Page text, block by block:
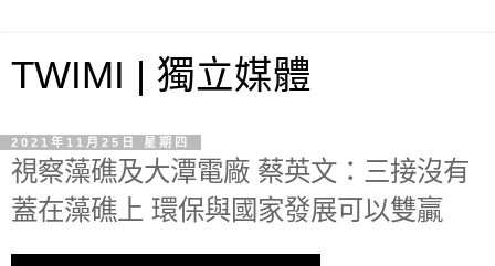
TWIMI | 獨立媒體
2021年11月25日 星期四
視察藻礁及大潭電廠 蔡英文：三接沒有
蓋在藻礁上 環保與國家發展可以雙贏